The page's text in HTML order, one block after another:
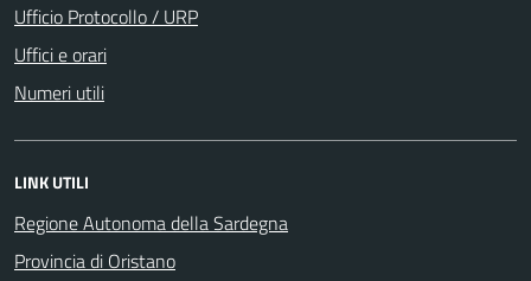
Ufficio Protocollo / URP
Uffici e orari
Numeri utili
LINK UTILI
Regione Autonoma della Sardegna
Provincia di Oristano